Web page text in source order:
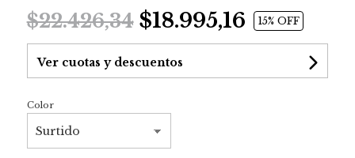
$22.426,34$18.995,16 15% OFF
Ver cuotas y descuentos
Color